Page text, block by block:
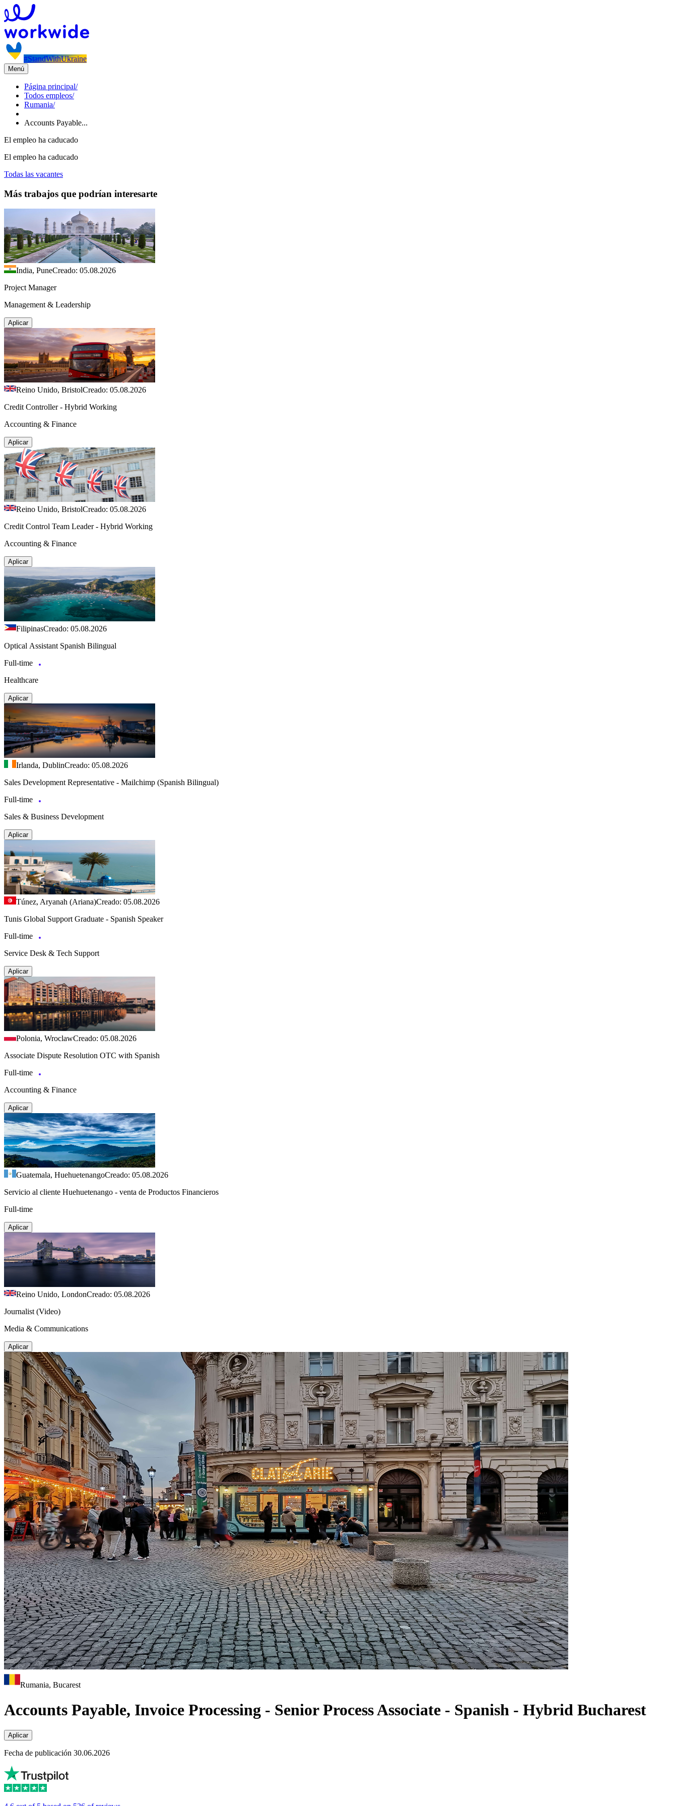
#StandWithUkraine
Menú
Página principal/
Todos empleos/
Rumania/
Accounts Payable...
El empleo ha caducado
El empleo ha caducado
Todas las vacantes
Más trabajos que podrían interesarte
India, PuneCreado: 05.08.2026
Project Manager
Management & Leadership
Aplicar
Reino Unido, BristolCreado: 05.08.2026
Credit Controller - Hybrid Working
Accounting & Finance
Aplicar
Reino Unido, BristolCreado: 05.08.2026
Credit Control Team Leader - Hybrid Working
Accounting & Finance
Aplicar
FilipinasCreado: 05.08.2026
Optical Assistant Spanish Bilingual
Full-time
Healthcare
Aplicar
Irlanda, DublinCreado: 05.08.2026
Sales Development Representative - Mailchimp (Spanish Bilingual)
Full-time
Sales & Business Development
Aplicar
Túnez, Aryanah (Ariana)Creado: 05.08.2026
Tunis Global Support Graduate - Spanish Speaker
Full-time
Service Desk & Tech Support
Aplicar
Polonia, WroclawCreado: 05.08.2026
Associate Dispute Resolution OTC with Spanish
Full-time
Accounting & Finance
Aplicar
Guatemala, HuehuetenangoCreado: 05.08.2026
Servicio al cliente Huehuetenango - venta de Productos Financieros
Full-time
Aplicar
Reino Unido, LondonCreado: 05.08.2026
Journalist (Video)
Media & Communications
Aplicar
Rumania, Bucarest
Accounts Payable, Invoice Processing - Senior Process Associate - Spanish - Hybrid Bucharest
Aplicar
Fecha de publicación 30.06.2026